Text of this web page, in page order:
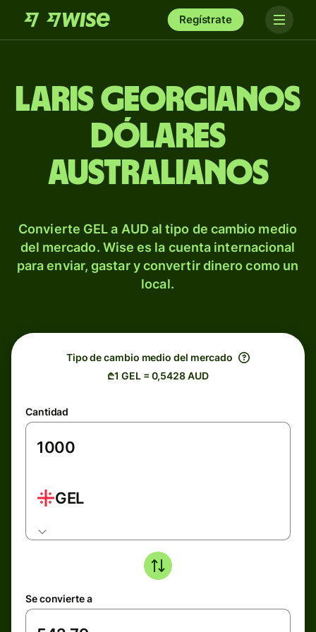
Regístrate
Laris georgianos
dólares
australianos
Convierte GEL a AUD al tipo de cambio medio
del mercado. Wise es la cuenta internacional
para enviar, gastar y convertir dinero como un
local.
Tipo de cambio medio del mercado
₾1 GEL = 0,5428 AUD
Cantidad
GEL
Se convierte a